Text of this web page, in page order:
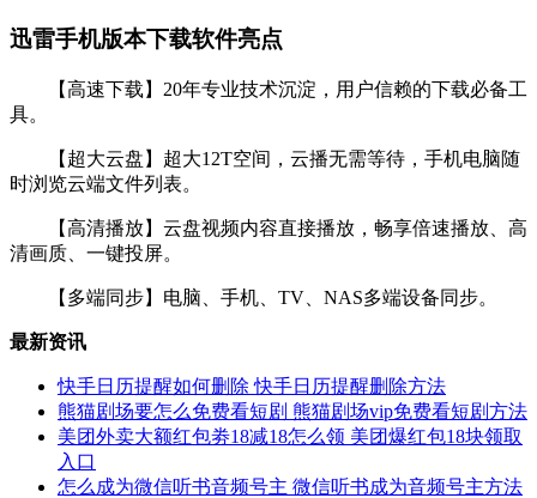
迅雷手机版本下载软件亮点
【高速下载】20年专业技术沉淀，用户信赖的下载必备工
具。
【超大云盘】超大12T空间，云播无需等待，手机电脑随
时浏览云端文件列表。
【高清播放】云盘视频内容直接播放，畅享倍速播放、高
清画质、一键投屏。
【多端同步】电脑、手机、TV、NAS多端设备同步。
最新资讯
快手日历提醒如何删除 快手日历提醒删除方法
熊猫剧场要怎么免费看短剧 熊猫剧场vip免费看短剧方法
美团外卖大额红包劵18减18怎么领 美团爆红包18块领取
入口
怎么成为微信听书音频号主 微信听书成为音频号主方法